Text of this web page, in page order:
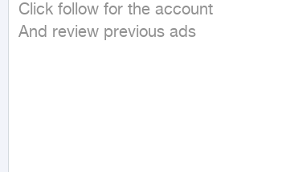
Click follow for the account
And review previous ads